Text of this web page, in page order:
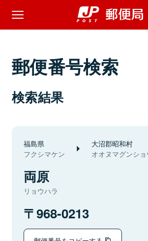
郵便番号検索
検索結果
福島県
フクシマケン
大沼郡昭和村
オオヌマグンシ
両原
リョウハラ
968-0213